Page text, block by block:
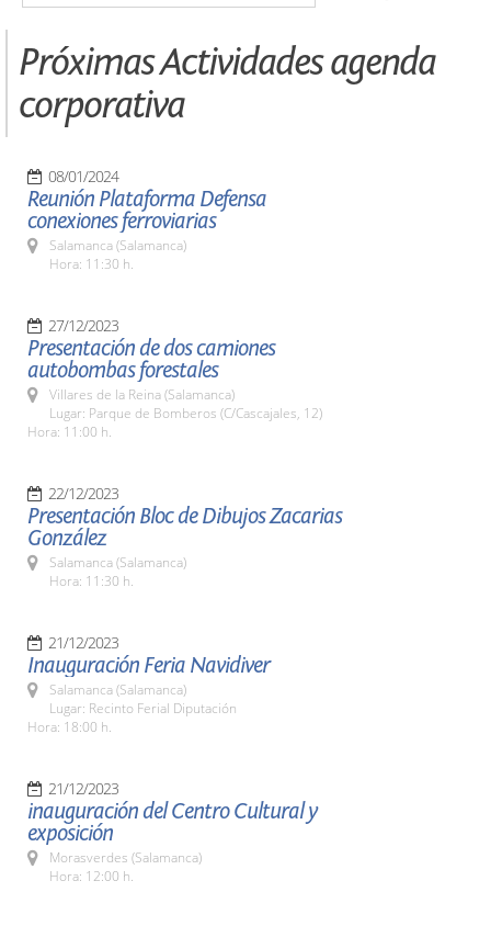
Próximas Actividades agenda
corporativa
08/01/2024
Reunión Plataforma Defensa
conexiones ferroviarias
Salamanca (Salamanca)
Hora: 11:30 h.
27/12/2023
Presentación de dos camiones
autobombas forestales
Villares de la Reina (Salamanca)
Lugar: Parque de Bomberos (C/Cascajales, 12)
Hora: 11:00 h.
22/12/2023
Presentación Bloc de Dibujos Zacarias
González
Salamanca (Salamanca)
Hora: 11:30 h.
21/12/2023
Inauguración Feria Navidiver
Salamanca (Salamanca)
Lugar: Recinto Ferial Diputación
Hora: 18:00 h.
21/12/2023
inauguración del Centro Cultural y
exposición
Morasverdes (Salamanca)
Hora: 12:00 h.